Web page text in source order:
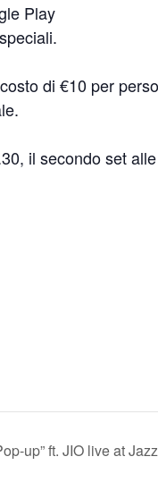
Play
di €10 per
il secondo set alle
up” ft. JIO live at